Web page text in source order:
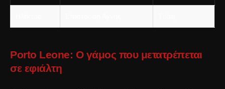
Porto Leone: Ο γάμος που μετατρέπεται
σε εφιάλτη